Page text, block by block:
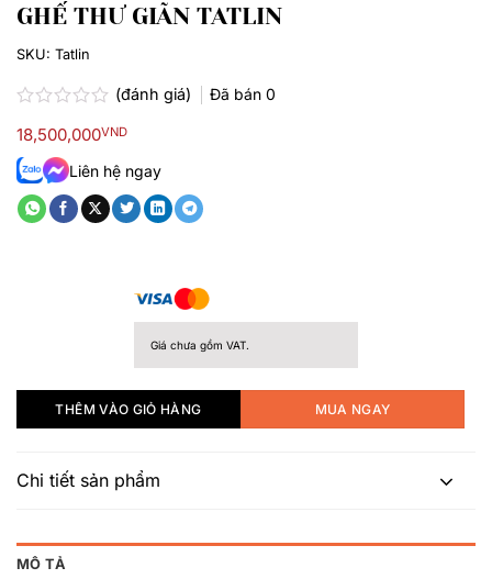
GHẾ THƯ GIÃN TATLIN
xếp
hạng
0.0
5
sao
(đánh giá) Đã bán 0
18,500,000VND
Liên hệ ngay
Giá chưa gồm VAT.
THÊM VÀO GIỎ HÀNG MUA NGAY
SKU: Tatlin
Chi tiết sản phẩm
MÔ TẢ